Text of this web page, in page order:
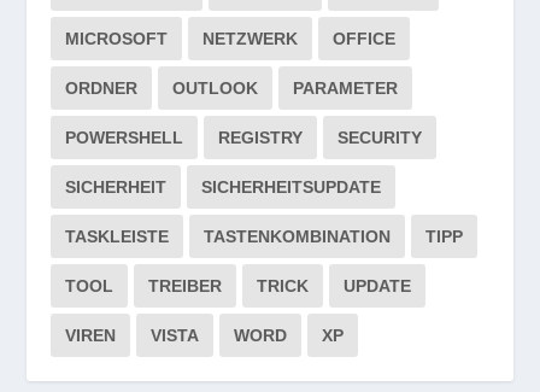
MICROSOFT NETZWERK OFFICE
ORDNER OUTLOOK PARAMETER
POWERSHELL REGISTRY SECURITY
SICHERHEIT SICHERHEITSUPDATE
TASKLEISTE TASTENKOMBINATION TIPP
TOOL TREIBER TRICK UPDATE
VIREN VISTA WORD XP